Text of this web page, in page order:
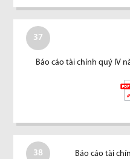
37
Báo cáo tài chính quý IV
38 Báo cáo tài